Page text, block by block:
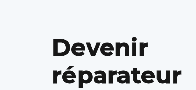
Devenir
réparateur